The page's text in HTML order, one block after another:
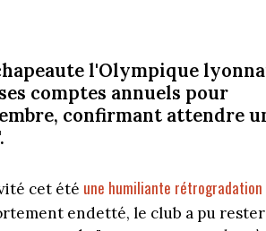
l'Olympique
comptes annuels pour
confirmant attendre
cet été une humiliante rétrogradation
endetté, le club a pu